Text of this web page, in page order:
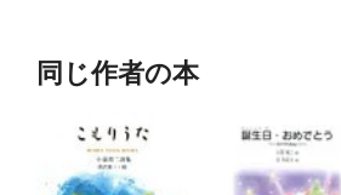
同じ作者の本